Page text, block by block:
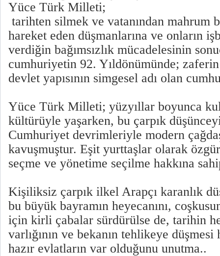
Yüce Türk Milleti;
tarihten silmek ve vatanından mahrum
hareket eden düşmanlarına ve onların
verdiğin bağımsızlık mücadelesinin
cumhuriyetin 92. Yıldönümünde; zaferin
devlet yapısının simgesel adı olan
Yüce Türk Milleti; yüzyıllar boyunca
kültürüyle yaşarken, bu çarpık
Cumhuriyet devrimleriyle modern
kavuşmuştur. Eşit yurttaşlar olarak
seçme ve yönetime seçilme hakkına
Kişiliksiz çarpık ilkel Arapçı karanlık
bu büyük bayramın heyecanını,
için kirli çabalar sürdürülse de, tarihin
varlığının ve bekanın tehlikeye
hazır evlatların var olduğunu unutma..